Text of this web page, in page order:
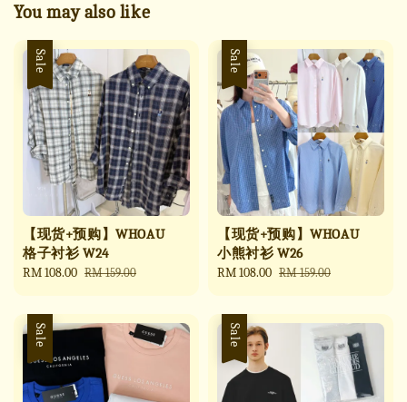
You may also like
Sale
【现货+预购】WHOAU
格子衬衫 W24
Sale
RM 108.00 Regular
RM 159.00
Sale
【现货+预购】WHOAU
小熊衬衫 W26
Sale
RM 108.00 Regular
RM 159.00
Sale Sale